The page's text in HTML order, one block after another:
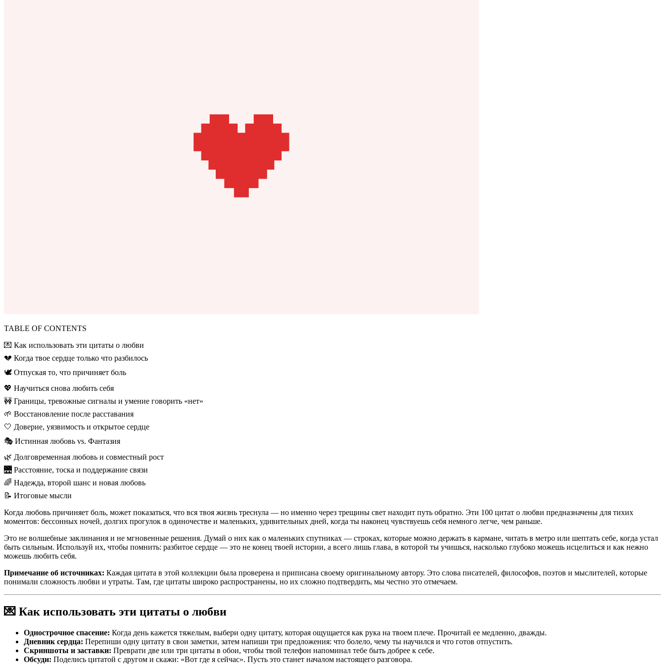
TABLE OF CONTENTS
💌 Как использовать эти цитаты о любви
💔 Когда твое сердце только что разбилось
🕊️ Отпуская то, что причиняет боль
💖 Научиться снова любить себя
🚧 Границы, тревожные сигналы и умение говорить «нет»
🌱 Восстановление после расставания
🤍 Доверие, уязвимость и открытое сердце
🎭 Истинная любовь vs. Фантазия
🌿 Долговременная любовь и совместный рост
🌉 Расстояние, тоска и поддержание связи
🌈 Надежда, второй шанс и новая любовь
📝 Итоговые мысли
Когда любовь причиняет боль, может показаться, что вся твоя жизнь треснула — но именно через трещины свет находит путь обратно. Эти 100 цитат о любви предназначены для тихих
моментов: бессонных ночей, долгих прогулок в одиночестве и маленьких, удивительных дней, когда ты наконец чувствуешь себя немного легче, чем раньше.
Это не волшебные заклинания и не мгновенные решения. Думай о них как о маленьких спутниках — строках, которые можно держать в кармане, читать в метро или шептать себе, когда устал
быть сильным. Используй их, чтобы помнить: разбитое сердце — это не конец твоей истории, а всего лишь глава, в которой ты учишься, насколько глубоко можешь исцелиться и как нежно
можешь любить себя.
Примечание об источниках: Каждая цитата в этой коллекции была проверена и приписана своему оригинальному автору. Это слова писателей, философов, поэтов и мыслителей, которые
понимали сложность любви и утраты. Там, где цитаты широко распространены, но их сложно подтвердить, мы честно это отмечаем.
💌 Как использовать эти цитаты о любви
Однострочное спасение: Когда день кажется тяжелым, выбери одну цитату, которая ощущается как рука на твоем плече. Прочитай ее медленно, дважды.
Дневник сердца: Перепиши одну цитату в свои заметки, затем напиши три предложения: что болело, чему ты научился и что готов отпустить.
Скриншоты и заставки: Преврати две или три цитаты в обои, чтобы твой телефон напоминал тебе быть добрее к себе.
Обсуди: Поделись цитатой с другом и скажи: «Вот где я сейчас». Пусть это станет началом настоящего разговора.